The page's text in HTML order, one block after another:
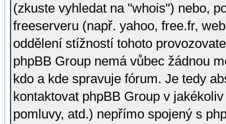
(zkuste vyhledat na "whois") nebo,
freeserveru (např. yahoo, free.fr,
oddělení stížností tohoto
phpBB Group nemá vůbec žádnou
kdo a kde spravuje fórum. Je tedy
kontaktovat phpBB Group v
pomluvy, atd.) nepřímo spojený s